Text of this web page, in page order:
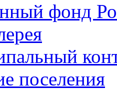
фонд
поселения